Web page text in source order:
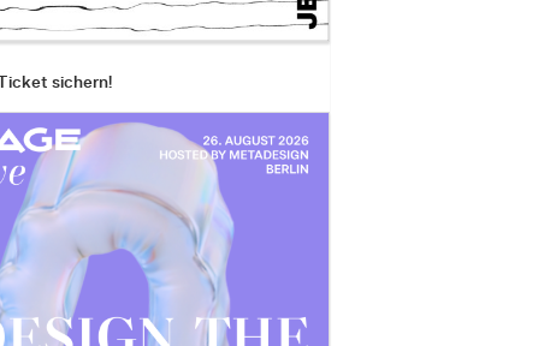
sichern!